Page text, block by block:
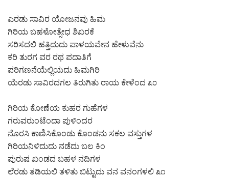
ಎರಡು ಸಾವಿರ ಯೋಜನವು ಹಿಮ
ಗಿರಿಯ ಬಹಳೋತ್ಸೇಧ ಶಿಖರಕೆ
ಸರಿಸದಲಿ ಹತ್ತಿದುದು ಪಾಳಯವೇನ ಹೇಳುವೆನು
ಕರಿ ತುರಗ ವರ ರಥ ಪದಾತಿಗೆ
ಪರಿಗಣನೆಯೆಲ್ಲಿಯದು ಹಿಮಗಿರಿ
ಯೆರಡು ಸಾವಿರದಗಲ ತಿರುಗಿತು ರಾಯ ಕೇಳೆಂದ ೩೦
ಗಿರಿಯ ಕೋಣೆಯ ಕುಹರ ಗುಹೆಗಳ
ಗರುವರುಂಟೆಂದಾ ಪುಳಿಂದರ
ನೊರಸಿ ಕಾಣಿಸಿಕೊಂಡು ಕೊಂಡನು ಸಕಲ ವಸ್ತುಗಳ
ಗಿರಿಯನಿಳಿದುದು ನಡೆದು ಬಲ ಕಿಂ
ಪುರುಷ ಖಂಡದ ಬಹಳ ನದಿಗಳ
ಲೆರಡು ತಡಿಯಲಿ ತಳಿತು ಬಿಟ್ಟುದು ವನ ವನಂಗಳಲಿ ೩೧